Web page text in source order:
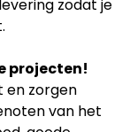
zodat je
projecten!
en zorgen
van het